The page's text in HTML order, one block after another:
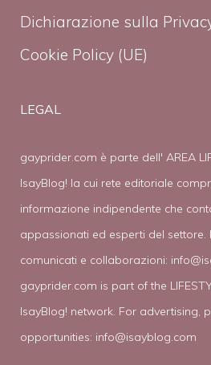
Dichiarazione sulla
Cookie Policy (UE)
LEGAL
gayprider.com è parte dell' AREA
IsayBlog! la cui rete editoriale
informazione indipendente che
appassionati ed esperti del settore.
comunicati e collaborazioni:
gayprider.com is part of the
IsayBlog! network. For advertising,
opportunities: info@isayblog.com